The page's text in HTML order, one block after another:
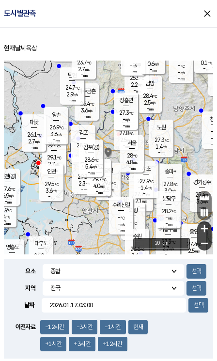
도시별관측 close
홈
현재날씨 육상
의도
℃
m/s
mm
영흥도
양주
25.5℃
2.2
-mm
과천
27.7℃
2.1m/s
- mm
용인
27.4℃
2.5m/s
경기광주
25.4℃
3.3m/s
-mm
1.4m/s
대부도
24.0
14.5
경서동
29.1℃
2.7 m/s
-mm
파주금촌
26.4℃
3.6m/s
-mm
-℃
-m/s
-mm
대곶
26.1℃
2.7m/s
-mm
창
-
-m/
-
탄현
24.7℃
2.9m/s
-mm
0.1 m/s
-mm
의왕
- ℃
m/s
mm
김포
28.9℃
-m/s
mm
광명
29.6 ℃
2.5 m/s
-mm
부천
29.3℃
2.3m/s
-mm
양촌
26.9℃
3.6m/s
-mm
구로
29.7℃
4.0m/s
-mm
은평
27.8℃
2.5 m/s
- mm
노원
27.3℃
1.4m/s
-mm
송파*
27.8℃
3.0m/s
-mm
서초
27.9℃
1.4m/s
-mm
남방
28.4℃
2.5m/s
-mm
기흥구갈
27.3℃
2.7m/s
-
수리산길
-℃
-m/s
-mm
분당구
28.2℃
-m/s
-mm
장흥면
27.3℃
-m/s
-mm
-m/s
-mm
인천(공)
27.6℃
6.9m/s
-mm
김포(공)
28.6℃
5.4m/s
-mm
수원
28.6℃
3.6 m/s
인천
29.5℃
3.6m/s
-mm
서울
28℃
4.8m/s
-mm
23.7℃
2.7m/s
-mm
0.6m/s
-mm
+
−
20 km
요소
지역
날짜
이전자료 -12시간 -3시간 -1시간 현재
+1시간 +3시간 +12시간